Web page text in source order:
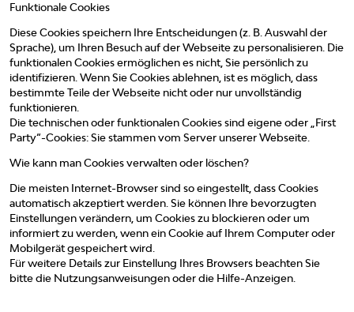
Funktionale Cookies
Diese Cookies speichern Ihre Entscheidungen (z. B. Auswahl der
Sprache), um Ihren Besuch auf der Webseite zu personalisieren. Die
funktionalen Cookies ermöglichen es nicht, Sie persönlich zu
identifizieren. Wenn Sie Cookies ablehnen, ist es möglich, dass
bestimmte Teile der Webseite nicht oder nur unvollständig
funktionieren.
Die technischen oder funktionalen Cookies sind eigene oder „First
Party“-Cookies: Sie stammen vom Server unserer Webseite.
Wie kann man Cookies verwalten oder löschen?
Die meisten Internet-Browser sind so eingestellt, dass Cookies
automatisch akzeptiert werden. Sie können Ihre bevorzugten
Einstellungen verändern, um Cookies zu blockieren oder um
informiert zu werden, wenn ein Cookie auf Ihrem Computer oder
Mobilgerät gespeichert wird.
Für weitere Details zur Einstellung Ihres Browsers beachten Sie
bitte die Nutzungsanweisungen oder die Hilfe-Anzeigen.